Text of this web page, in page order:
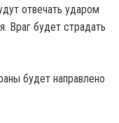
отвечать ударом
Враг будет страдать
будет направлено